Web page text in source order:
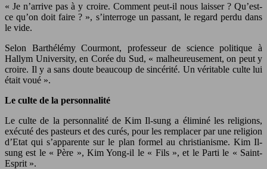
« Je n’arrive pas à y croire. Comment peut-il nous laisser ? Qu’est-
ce qu’on doit faire ? », s’interroge un passant, le regard perdu dans
le vide.
Selon Barthélémy Courmont, professeur de science politique à
Hallym University, en Corée du Sud, « malheureusement, on peut y
croire. Il y a sans doute beaucoup de sincérité. Un véritable culte lui
était voué ».
Le culte de la personnalité
Le culte de la personnalité de Kim Il-sung a éliminé les religions,
exécuté des pasteurs et des curés, pour les remplacer par une religion
d’Etat qui s’apparente sur le plan formel au christianisme. Kim Il-
sung est le « Père », Kim Yong-il le « Fils », et le Parti le « Saint-
Esprit ».